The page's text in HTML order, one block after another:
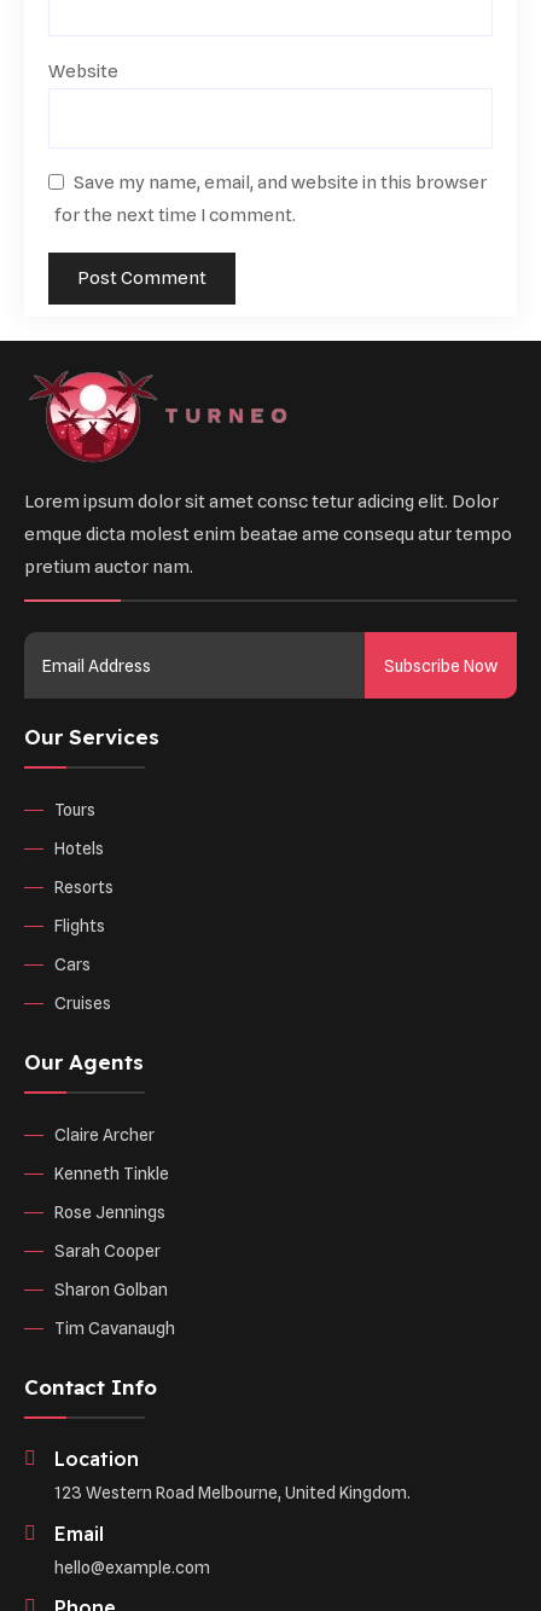
Website
Save my name, email, and website in this browser
for the next time I comment.
Lorem ipsum dolor sit amet consc tetur adicing elit. Dolor
emque dicta molest enim beatae ame consequ atur tempo
pretium auctor nam.
Subscribe Now
Our Services
Tours
Hotels
Resorts
Flights
Cars
Cruises
Our Agents
Claire Archer
Kenneth Tinkle
Rose Jennings
Sarah Cooper
Sharon Golban
Tim Cavanaugh
Contact Info
Location
123 Western Road Melbourne, United Kingdom.
Email
hello@example.com